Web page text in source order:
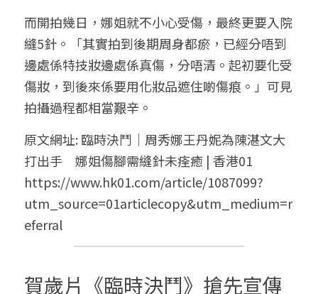
而開拍幾日，娜姐就不小心受傷，最終更要入院
縫5針。「其實拍到後期周身都瘀，已經分唔到
邊處係特技妝邊處係真傷，分唔清。起初要化受
傷妝，到後來係要用化妝品遮住啲傷痕。」可見
拍攝過程都相當艱辛。
原文網址: 臨時決鬥｜周秀娜王丹妮為陳湛文大
打出手　娜姐傷腳需縫針未痊癒 | 香港01
https://www.hk01.com/article/1087099?
utm_source=01articlecopy&utm_medium=r
eferral
賀歲片《臨時決鬥》搶先宣傳